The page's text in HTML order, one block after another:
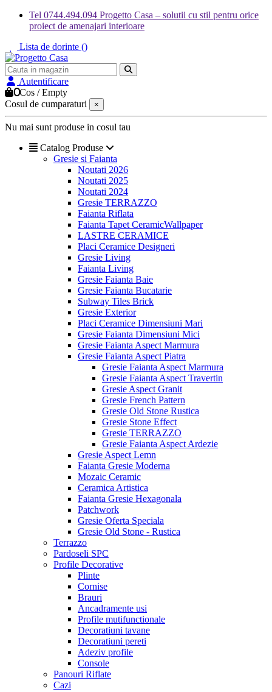
Tel 0744.494.094 Progetto Casa – solutii cu stil pentru orice
proiect de amenajari interioare
Lista de dorinte ()
Autentificare
0Cos /Empty
Cosul de cumparaturi
×
Nu mai sunt produse in cosul tau
Catalog Produse
Gresie si Faianta
Noutati 2026
Noutati 2025
Noutati 2024
Gresie TERRAZZO
Faianta Riflata
Faianta Tapet CeramicWallpaper
LASTRE CERAMICE
Placi Ceramice Designeri
Gresie Living
Faianta Living
Gresie Faianta Baie
Gresie Faianta Bucatarie
Subway Tiles Brick
Gresie Exterior
Placi Ceramice Dimensiuni Mari
Gresie Faianta Dimensiuni Mici
Gresie Faianta Aspect Marmura
Gresie Faianta Aspect Piatra
Gresie Faianta Aspect Marmura
Gresie Faianta Aspect Travertin
Gresie Aspect Granit
Gresie French Pattern
Gresie Old Stone Rustica
Gresie Stone Effect
Gresie TERRAZZO
Gresie Faianta Aspect Ardezie
Gresie Aspect Lemn
Faianta Gresie Moderna
Mozaic Ceramic
Ceramica Artistica
Faianta Gresie Hexagonala
Patchwork
Gresie Oferta Speciala
Gresie Old Stone - Rustica
Terrazzo
Pardoseli SPC
Profile Decorative
Plinte
Cornise
Brauri
Ancadramente usi
Profile mutifunctionale
Decoratiuni tavane
Decoratiuni pereti
Adeziv profile
Console
Panouri Riflate
Cazi